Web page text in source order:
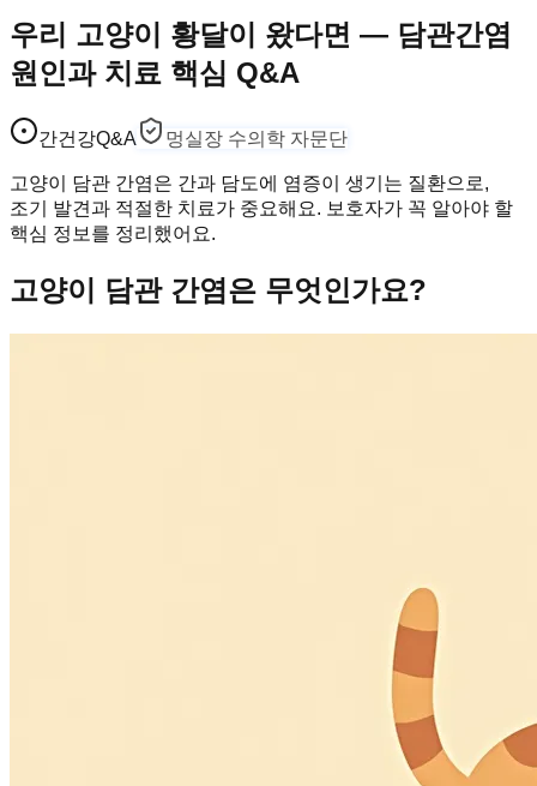
우리 고양이 황달이 왔다면 — 담관간염
원인과 치료 핵심 Q&A
간건강Q&A 멍실장 수의학 자문단
고양이 담관 간염은 간과 담도에 염증이 생기는 질환으로,
조기 발견과 적절한 치료가 중요해요. 보호자가 꼭 알아야 할
핵심 정보를 정리했어요.
고양이 담관 간염은 무엇인가요?